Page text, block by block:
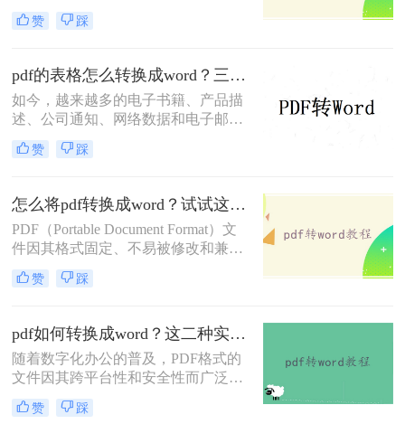
编辑和修改。那么怎样pdf免费转换成
word呢？本文将介绍三种免费将PDF
赞 踩
pdf的表格怎么转换成word？三个方法轻松搞定！
如今，越来越多的电子书籍、产品描
述、公司通知、网络数据和电子邮件
开始使用PDF格式文件。Adobe设计
PDF文件格式的目的是支持跨平台、
是对网络信息发布的支持。为了实现
这一目标，PDF具有许多其他电子文
件格式无法比拟的优势。但是PDF却
不能直接编辑，因此需要pdf转word，
那么pdf的表格怎么转换成word呢？下
面就来看看吧。
赞 踩
怎么将pdf转换成word？试试这二种高效转换方法！
PDF（Portable Document Format）文
件因其格式固定、不易被修改和兼容
性强等特点，在文档传输和存储中得
到了广泛应用。然而，在某些情况
Word文档，以便进行编辑和修改。那
么怎么将pdf转换成word呢？本文将介
绍两种将PDF转换成Word的高效方
法。
赞 踩
pdf如何转换成word？这二种实用转换方法了解一下！
随着数字化办公的普及，PDF格式的
文件因其跨平台性和安全性而广泛应
用。然而，有时我们需要将PDF文件
转换为Word文档，以便进行编辑、修
赞 踩